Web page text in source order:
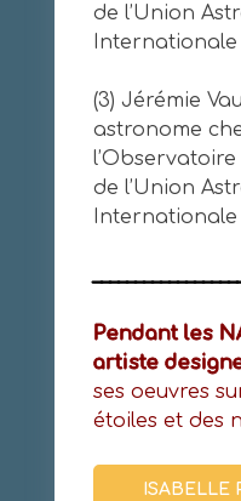
de l’Union
Internationale
(3) Jérémie
astronome
de l’Union
Internationale
Pendant les
artiste
ses oeuvres
étoiles et des
ISABELLE